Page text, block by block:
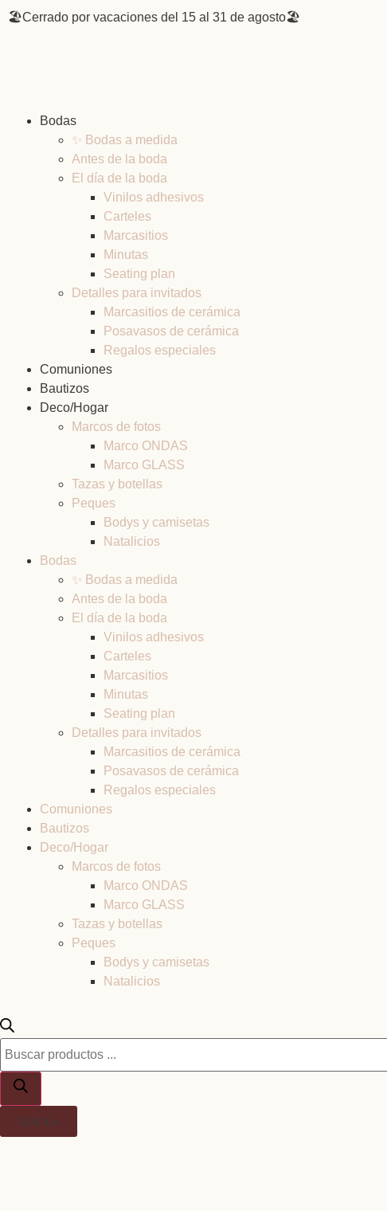
🏖️Cerrado por vacaciones del 15 al 31 de agosto🏖️
Bodas
✨ Bodas a medida
Antes de la boda
El día de la boda
Vinilos adhesivos
Carteles
Marcasitios
Minutas
Seating plan
Detalles para invitados
Marcasitios de cerámica
Posavasos de cerámica
Regalos especiales
Comuniones
Bautizos
Deco/Hogar
Marcos de fotos
Marco ONDAS
Marco GLASS
Tazas y botellas
Peques
Bodys y camisetas
Natalicios
Bodas
✨ Bodas a medida
Antes de la boda
El día de la boda
Vinilos adhesivos
Carteles
Marcasitios
Minutas
Seating plan
Detalles para invitados
Marcasitios de cerámica
Posavasos de cerámica
Regalos especiales
Comuniones
Bautizos
Deco/Hogar
Marcos de fotos
Marco ONDAS
Marco GLASS
Tazas y botellas
Peques
Bodys y camisetas
Natalicios
0,00 €